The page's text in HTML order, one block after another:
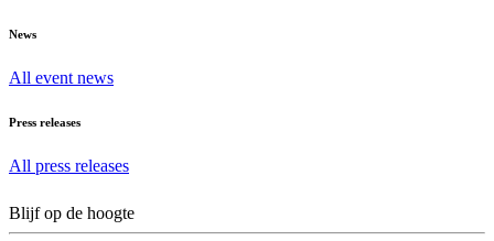
News
All event news
Press releases
All press releases
Blijf op de hoogte